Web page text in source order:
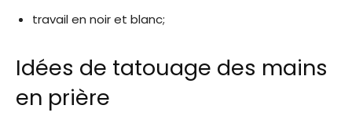
travail en noir et blanc;
Idées de tatouage des mains
en prière